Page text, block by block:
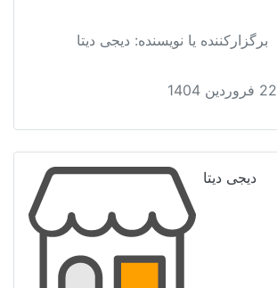
برگزارکننده یا نویسنده: دیجی دیتا
22 فروردین 1404
دیجی دیتا